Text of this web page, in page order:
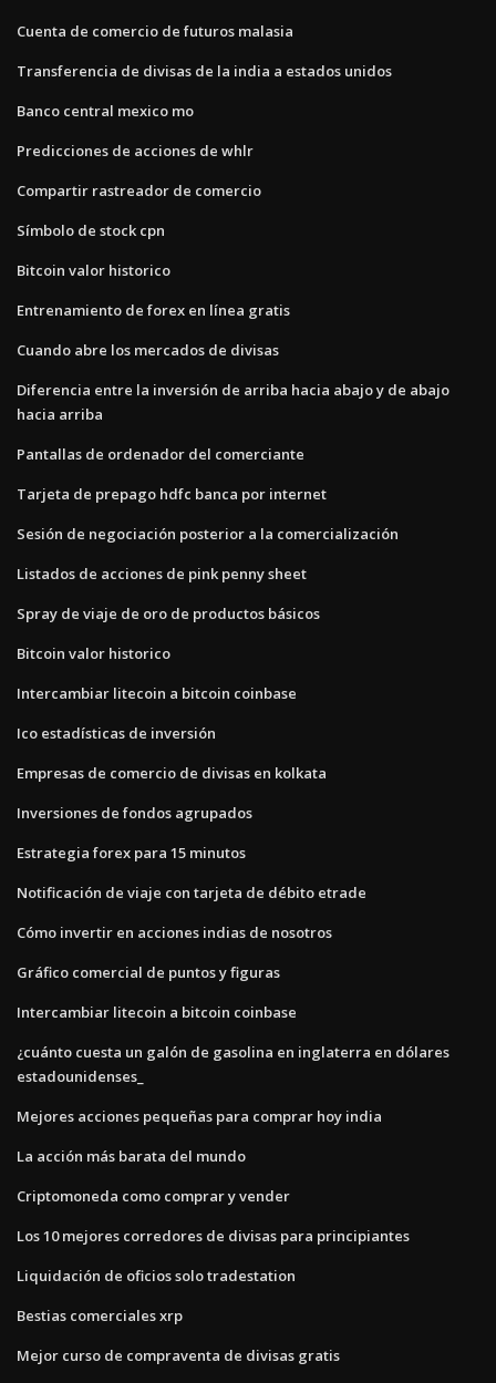
Cuenta de comercio de futuros malasia
Transferencia de divisas de la india a estados unidos
Banco central mexico mo
Predicciones de acciones de whlr
Compartir rastreador de comercio
Símbolo de stock cpn
Bitcoin valor historico
Entrenamiento de forex en línea gratis
Cuando abre los mercados de divisas
Diferencia entre la inversión de arriba hacia abajo y de abajo
hacia arriba
Pantallas de ordenador del comerciante
Tarjeta de prepago hdfc banca por internet
Sesión de negociación posterior a la comercialización
Listados de acciones de pink penny sheet
Spray de viaje de oro de productos básicos
Bitcoin valor historico
Intercambiar litecoin a bitcoin coinbase
Ico estadísticas de inversión
Empresas de comercio de divisas en kolkata
Inversiones de fondos agrupados
Estrategia forex para 15 minutos
Notificación de viaje con tarjeta de débito etrade
Cómo invertir en acciones indias de nosotros
Gráfico comercial de puntos y figuras
Intercambiar litecoin a bitcoin coinbase
¿cuánto cuesta un galón de gasolina en inglaterra en dólares
estadounidenses_
Mejores acciones pequeñas para comprar hoy india
La acción más barata del mundo
Criptomoneda como comprar y vender
Los 10 mejores corredores de divisas para principiantes
Liquidación de oficios solo tradestation
Bestias comerciales xrp
Mejor curso de compraventa de divisas gratis